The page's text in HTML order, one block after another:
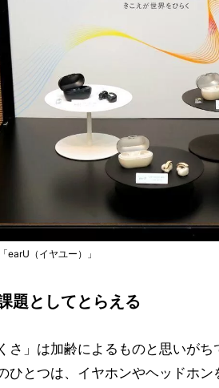
earU（イヤユー）」
題としてとらえる
さ」は加齢によるものと思いが
ひとつは、イヤホンやヘッドホ